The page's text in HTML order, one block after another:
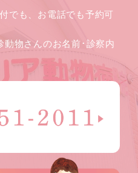
でも、お電話でも予約可
物さんのお名前･診察内